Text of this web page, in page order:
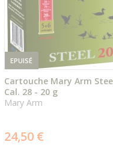
EPUISÉ
Cartouche Mary Arm
Cal. 28 - 20 g
Mary Arm
24,50 €